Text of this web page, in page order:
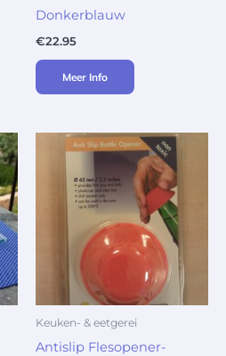
Donkerblauw
€22.95
Meer Info
Keuken- & eetgerei
Antislip Flesopener-